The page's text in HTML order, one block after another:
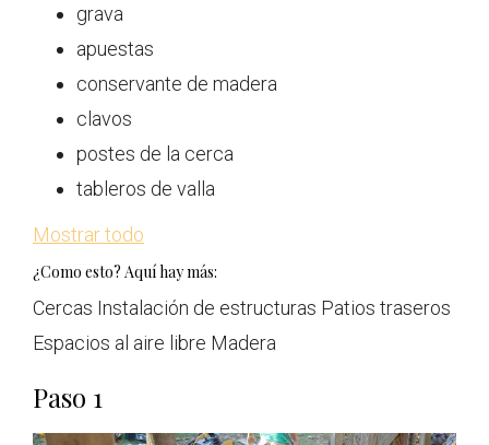
grava
apuestas
conservante de madera
clavos
postes de la cerca
tableros de valla
Mostrar todo
¿Como esto? Aquí hay más:
Cercas Instalación de estructuras Patios traseros
Espacios al aire libre Madera
Paso 1